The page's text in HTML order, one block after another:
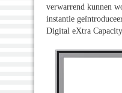
verwarrend kunnen
instantie
Digital eXtra